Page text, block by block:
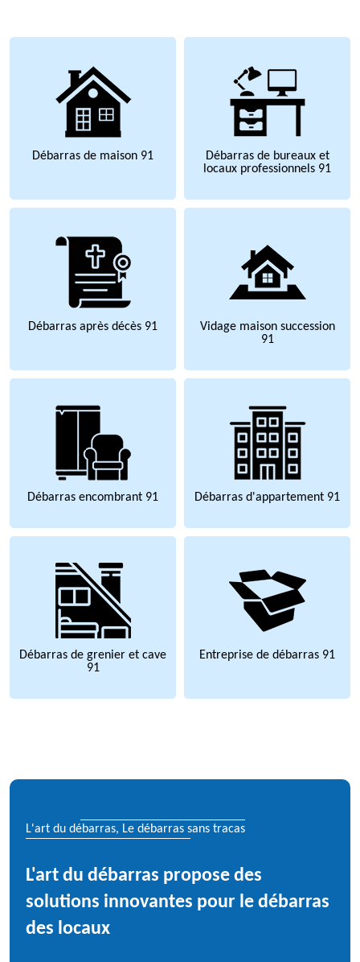
Débarras de maison 91
Débarras de bureaux et
locaux professionnels 91
Débarras après décès 91
Vidage maison succession
91
Débarras encombrant 91 Débarras d'appartement 91
Débarras de grenier et cave
91
Entreprise de débarras 91
L'art du débarras, Le débarras sans tracas
L'art du débarras propose des
solutions innovantes pour le débarras
des locaux